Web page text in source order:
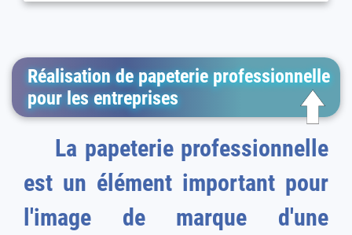
Réalisation de papeterie professionnelle
pour les entreprises
La papeterie professionnelle
est un élément important pour
l'image de marque d'une